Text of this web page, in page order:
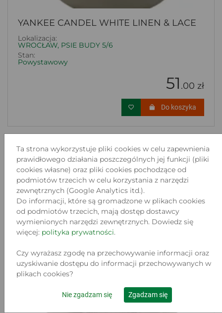
YANKEE CANDEL WHITE LINEN & LACE
Lokalizacja:
WROCŁAW, PSIE BUDY 5/6
Stan:
Powystawowy
51 .00 zł
Do koszyka
Ta strona wykorzystuje pliki cookies w celu zapewnienia
prawidłowego działania poszczególnych jej funkcji (pliki
cookies własne) oraz pliki cookies pochodzące od
podmiotów trzecich w celu korzystania z narzędzi
zewnętrznych (Google Analytics itd.).
Do informacji, które są gromadzone w plikach cookies
od podmiotów trzecich, mają dostęp dostawcy
wymienionych narzędzi zewnętrznych. Dowiedz się
więcej: polityka prywatności.
Czy wyrażasz zgodę na przechowywanie informacji oraz
uzyskiwanie dostępu do informacji przechowywanych w
plikach cookies?
Nie zgadzam się Zgadzam się